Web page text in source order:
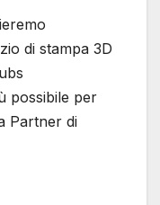
di stampa 3D
possibile per
Partner di